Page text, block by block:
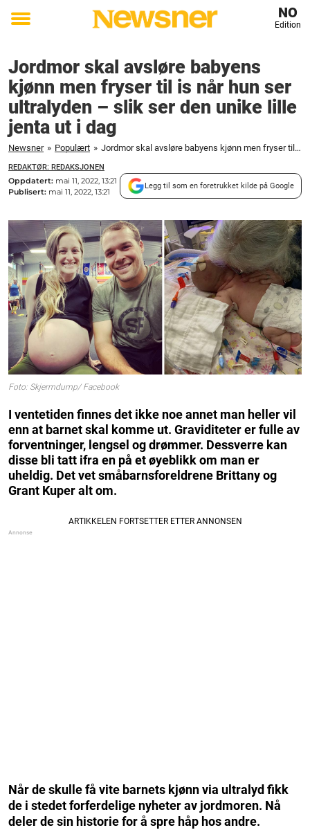
Toggle
NO
Edition
Jordmor skal avsløre babyens
kjønn men fryser til is når hun ser
ultralyden – slik ser den unike lille
jenta ut i dag
Newsner » Populært » Jordmor skal avsløre babyens kjønn men fryser til is når hun ser ultralyden - slik ser den unike lille jenta ut i dag
REDAKTØR: REDAKSJONEN
Oppdatert: mai 11, 2022, 13:21
Publisert: mai 11, 2022, 13:21
Legg til som en foretrukket kilde på Google
Foto: Skjermdump/ Facebook
I ventetiden finnes det ikke noe annet man heller vil
enn at barnet skal komme ut. Graviditeter er fulle av
forventninger, lengsel og drømmer. Dessverre kan
disse bli tatt ifra en på et øyeblikk om man er
uheldig. Det vet småbarnsforeldrene Brittany og
Grant Kuper alt om.
Når de skulle få vite barnets kjønn via ultralyd fikk
de i stedet forferdelige nyheter av jordmoren. Nå
deler de sin historie for å spre håp hos andre.